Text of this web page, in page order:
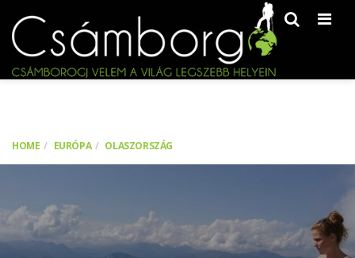
HOME EURÓPA OLASZORSZÁG